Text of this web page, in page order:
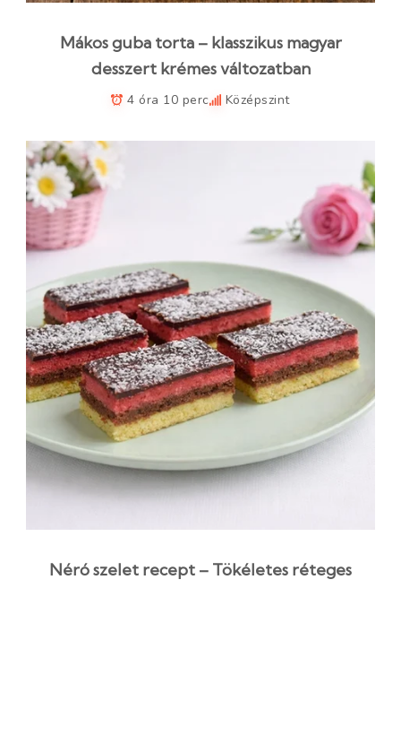
Mákos guba torta – klasszikus magyar
desszert krémes változatban
4 óra 10 perc Középszint
Néró szelet recept – Tökéletes réteges